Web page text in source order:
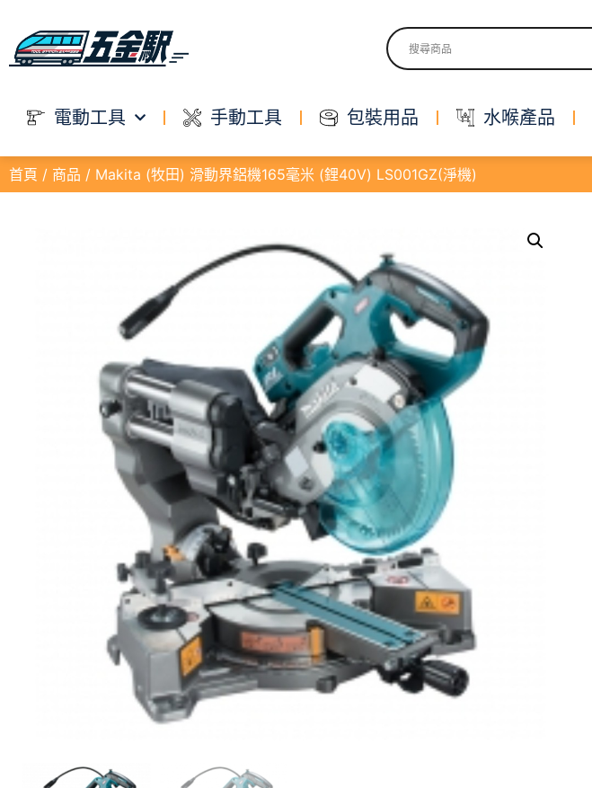
電動工具 手動工具 包裝用品 水喉產品
首頁 / 商品 / Makita (牧田) 滑動界鋁機165毫米 (鋰40V) LS001GZ(淨機)